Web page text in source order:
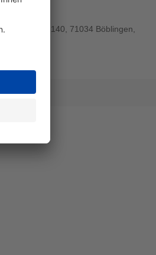
Strasse 140, 71034 Böblingen,